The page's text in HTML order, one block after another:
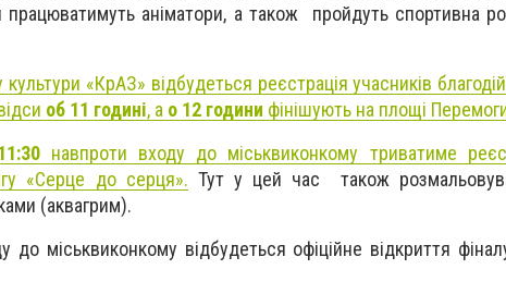
аніматори, а також пройдуть спортивна
культури «КрАЗ» відбудеться реєстрація учасників
об 11 годині, а о 12 години фінішують на площі
навпроти входу до міськвиконкому триватиме
«Серце до серця». Тут у цей час також
(аквагрим).
до міськвиконкому відбудеться офіційне відкриття